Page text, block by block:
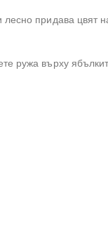
придава цвят
ружа върху